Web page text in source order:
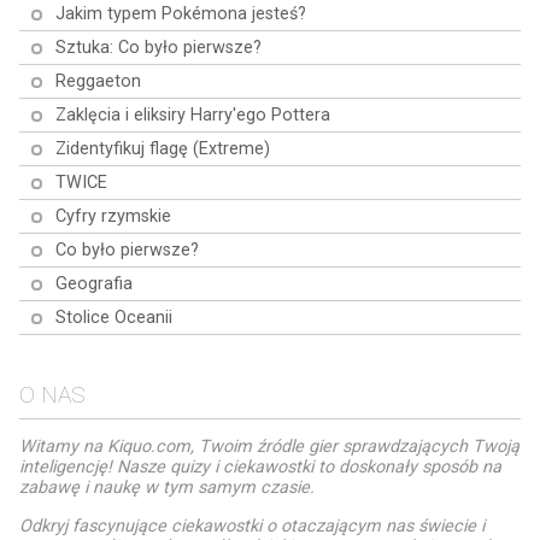
Jakim typem Pokémona jesteś?
Sztuka: Co było pierwsze?
Reggaeton
Zaklęcia i eliksiry Harry'ego Pottera
Zidentyfikuj flagę (Extreme)
TWICE
Cyfry rzymskie
Co było pierwsze?
Geografia
Stolice Oceanii
O NAS
Witamy na Kiquo.com, Twoim źródle gier sprawdzających Twoją
inteligencję! Nasze quizy i ciekawostki to doskonały sposób na
zabawę i naukę w tym samym czasie.
Odkryj fascynujące ciekawostki o otaczającym nas świecie i